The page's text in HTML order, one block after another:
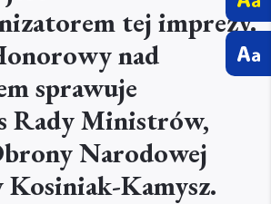
tej imprezy.
nad
sprawuje
Rady Ministrów,
Narodowej
Kosiniak-Kamysz.